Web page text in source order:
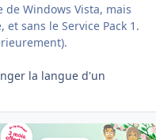
Windows Vista, mais
sans le Service Pack 1.
la langue d'un